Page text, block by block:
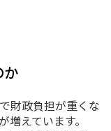
か
財政負担が重くな
えています。